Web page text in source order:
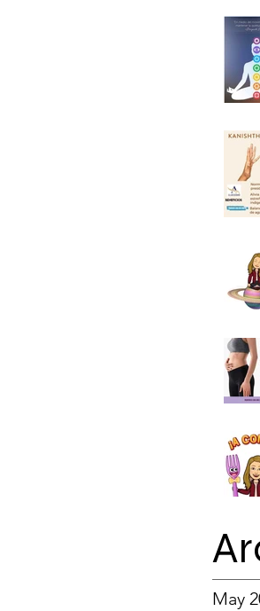
May